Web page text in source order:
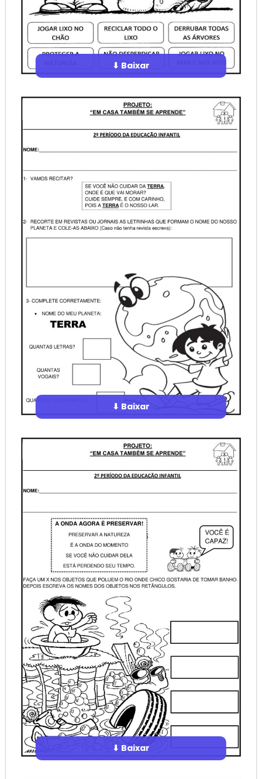
⬇ Baixar
⬇ Baixar
⬇ Baixar